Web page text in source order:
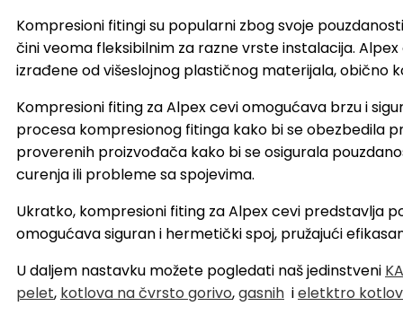
Kompresioni fitingi su popularni zbog svoje
čini veoma fleksibilnim za razne vrste instalacija.
izrađene od višeslojnog plastičnog materijala, obično
Kompresioni fiting za Alpex cevi omogućava brzu i
procesa kompresionog fitinga kako bi se obezbedila
proverenih proizvođača kako bi se osigurala
curenja ili probleme sa spojevima.
Ukratko, kompresioni fiting za Alpex cevi predstavlja
omogućava siguran i hermetički spoj, pružajući
U daljem nastavku možete pogledati naš jedinstveni
pelet, kotlova na čvrsto gorivo,gasnih ieletktro